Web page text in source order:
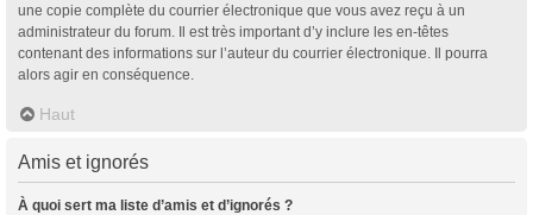
une copie complète du courrier électronique que vous avez reçu à un
administrateur du forum. Il est très important d’y inclure les en-têtes
contenant des informations sur l’auteur du courrier électronique. Il pourra
alors agir en conséquence.
Haut
Amis et ignorés
À quoi sert ma liste d’amis et d’ignorés ?